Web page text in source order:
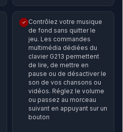
✓ Contrôlez votre musique
de fond sans quitter le
jeu. Les commandes
multimédia dédiées du
clavier G213 permettent
de lire, de mettre en
pause ou de désactiver le
son de vos chansons ou
vidéos. Réglez le volume
ou passez au morceau
suivant en appuyant sur un
bouton